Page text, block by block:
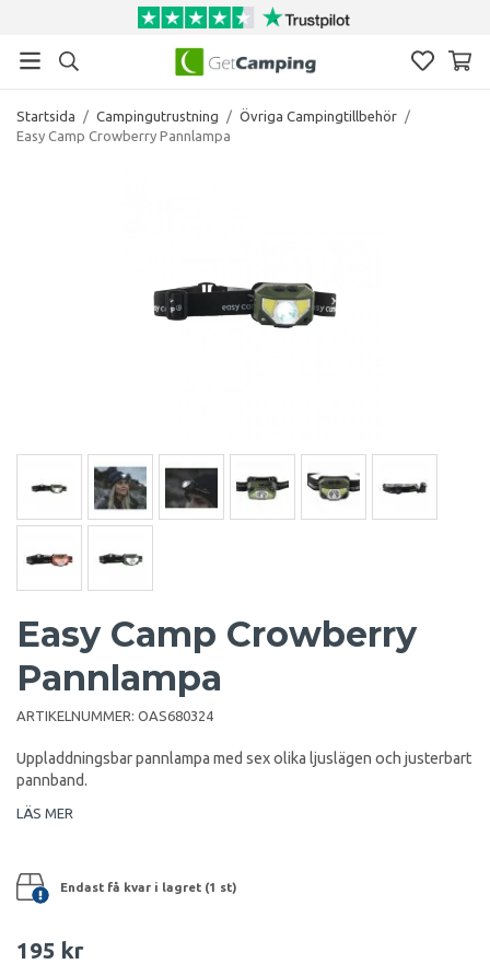
Startsida / Campingutrustning / Övriga Campingtillbehör /
Easy Camp Crowberry Pannlampa
Easy Camp Crowberry
Pannlampa
ARTIKELNUMMER: OAS680324
Uppladdningsbar pannlampa med sex olika ljuslägen och justerbart
pannband.
LÄS MER
Endast få kvar i lagret (1 st)
195 kr